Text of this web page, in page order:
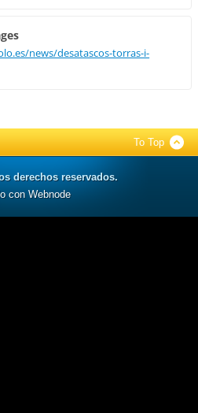
news/desatascos-torras-i-
To Top
derechos reservados.
con Webnode